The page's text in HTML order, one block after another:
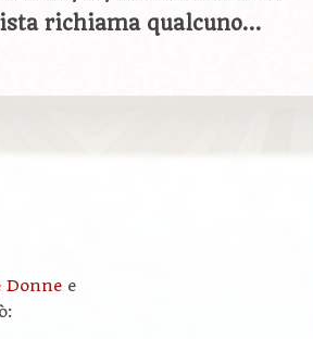
richiama qualcuno…
Donne e